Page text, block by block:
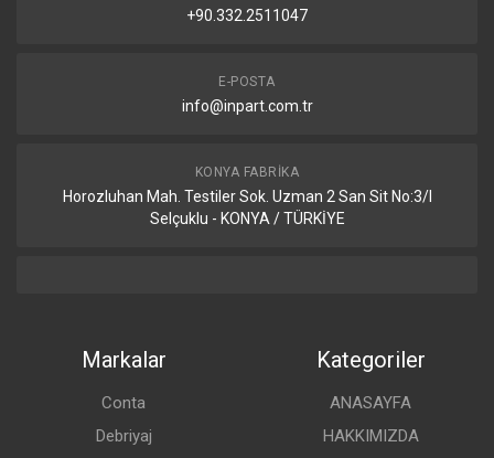
+90.332.2511047
E-POSTA
info@inpart.com.tr
KONYA FABRIKA
Horozluhan Mah. Testiler Sok. Uzman 2 San Sit No:3/I
Selçuklu - KONYA / TÜRKİYE
Markalar
Conta
Debriyaj
Kategoriler
ANASAYFA
HAKKIMIZDA